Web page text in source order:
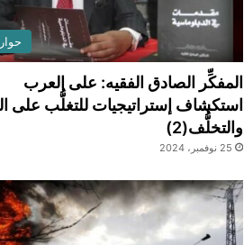
المفكِّر الصادق الفقيه: على العرب
استكشاف إستراتيجيات للتغلُّب على
والتخلُّف(2)
25 نوفمبر، 2024